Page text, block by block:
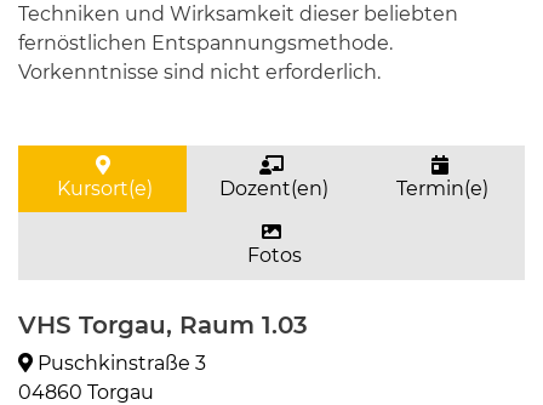
Techniken und Wirksamkeit dieser beliebten
fernöstlichen Entspannungsmethode.
Vorkenntnisse sind nicht erforderlich.
Kursort(e) Dozent(en) Termin(e)
Fotos
VHS Torgau, Raum 1.03
Puschkinstraße 3
04860 Torgau